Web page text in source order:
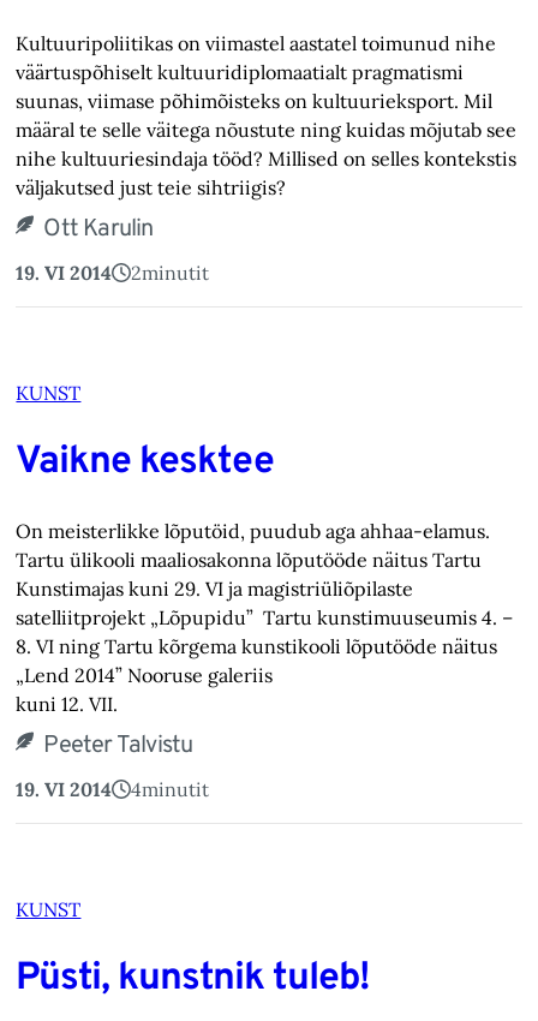
Kultuuripoliitikas on viimastel aastatel toimunud nihe
väärtuspõhiselt kultuuridiplomaatialt pragmatismi
suunas, viimase põhimõisteks on kultuurieksport. Mil
määral te selle väitega nõustute ning kuidas mõjutab see
nihe kultuuriesindaja tööd? Millised on selles kontekstis
väljakutsed just teie sihtriigis?
Ott Karulin
19. VI 2014 2minutit
KUNST
Vaikne kesktee
On meisterlikke lõputöid, puudub aga ahhaa-elamus.
Tartu ülikooli maaliosakonna lõputööde näitus Tartu
Kunstimajas kuni 29. VI ja magistriüliõpilaste
satelliitprojekt „Lõpupidu” Tartu kunstimuuseumis 4. –
8. VI ning Tartu kõrgema kunstikooli lõputööde näitus
„Lend 2014” Nooruse galeriis
kuni 12. VII.
Peeter Talvistu
19. VI 2014 4minutit
KUNST
Püsti, kunstnik tuleb!